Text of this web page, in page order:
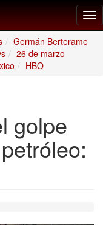
Germán Berterame
26 de marzo
HBO
golpe